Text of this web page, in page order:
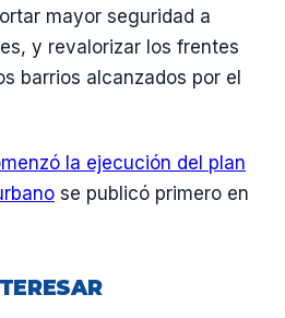
mayor seguridad a
y revalorizar los frentes
barrios alcanzados por el
la ejecución del plan
se publicó primero en